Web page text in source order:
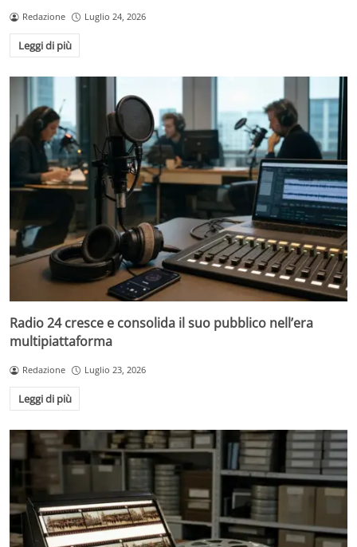
Redazione Luglio 24, 2026
Leggi di più
Radio 24 cresce e consolida il suo pubblico nell’era
multipiattaforma
Redazione Luglio 23, 2026
Leggi di più